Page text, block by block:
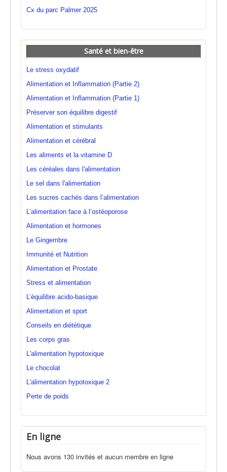
Cx du parc Palmer 2025
Santé et bien-être
Le stress oxydatif
Alimentation et Inflammation (Partie 2)
Alimentation et Inflammation (Partie 1)
Préserver son équilibre digestif
Alimentation et stimulants
Alimentation et cérébral
Les aliments et la vitamine D
Les céréales dans l'alimentation
Le sel dans l'alimentation
Les sucres cachés dans l’alimentation
L’alimentation face à l’ostéoporose
Alimentation et hormones
Le Gingembre
Immunité et Nutrition
Alimentation et Prostate
Stress et alimentation
L’équilibre acido-basique
Alimentation et sport
Conseils en diététique
Les corps gras
L'alimentation hypotoxique
Le chocolat
L'alimentation hypotoxique 2
Perte de poids
En ligne
Nous avons 130 invités et aucun membre en ligne